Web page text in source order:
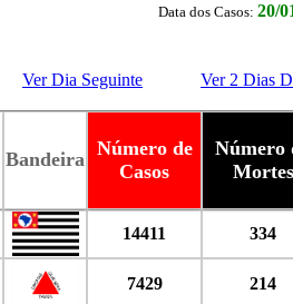
Data dos Casos: 20/
Ver Dia Seguinte Ver 2 Dias
Bandeira Número de
Casos
Número
Mortes
14411 334
7429 214